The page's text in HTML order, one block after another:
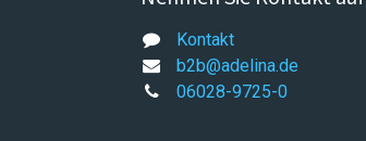
Kontakt
b2b@adelina.de
06028-9725-0